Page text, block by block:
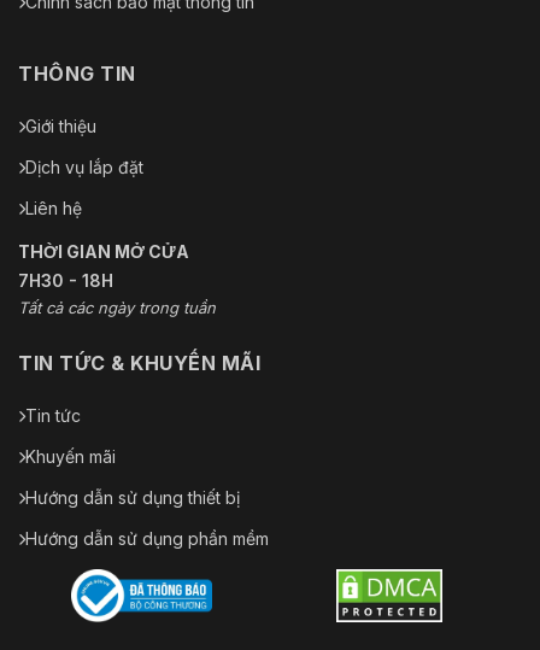
THÔNG TIN
Giới thiệu
Dịch vụ lắp đặt
Liên hệ
THỜI GIAN MỞ CỬA
7H30 - 18H
Tất cả các ngày trong tuần
TIN TỨC & KHUYẾN MÃI
Tin tức
Khuyến mãi
Hướng dẫn sử dụng thiết bị
Hướng dẫn sử dụng phần mềm